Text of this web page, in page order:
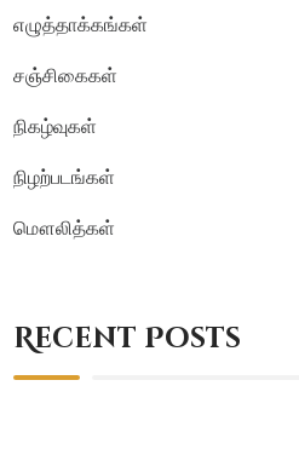
எழுத்தாக்கங்கள்
சஞ்சிகைகள்
நிகழ்வுகள்
நிழற்படங்கள்
மௌலித்கள்
Recent Posts